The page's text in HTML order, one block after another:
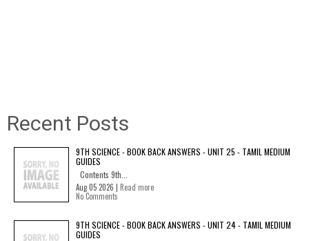
Recent Posts
9TH SCIENCE - BOOK BACK ANSWERS - UNIT 25 - TAMIL MEDIUM
GUIDES
Contents 9th...
Aug 05 2026 | Read more
No Comments
9TH SCIENCE - BOOK BACK ANSWERS - UNIT 24 - TAMIL MEDIUM
GUIDES